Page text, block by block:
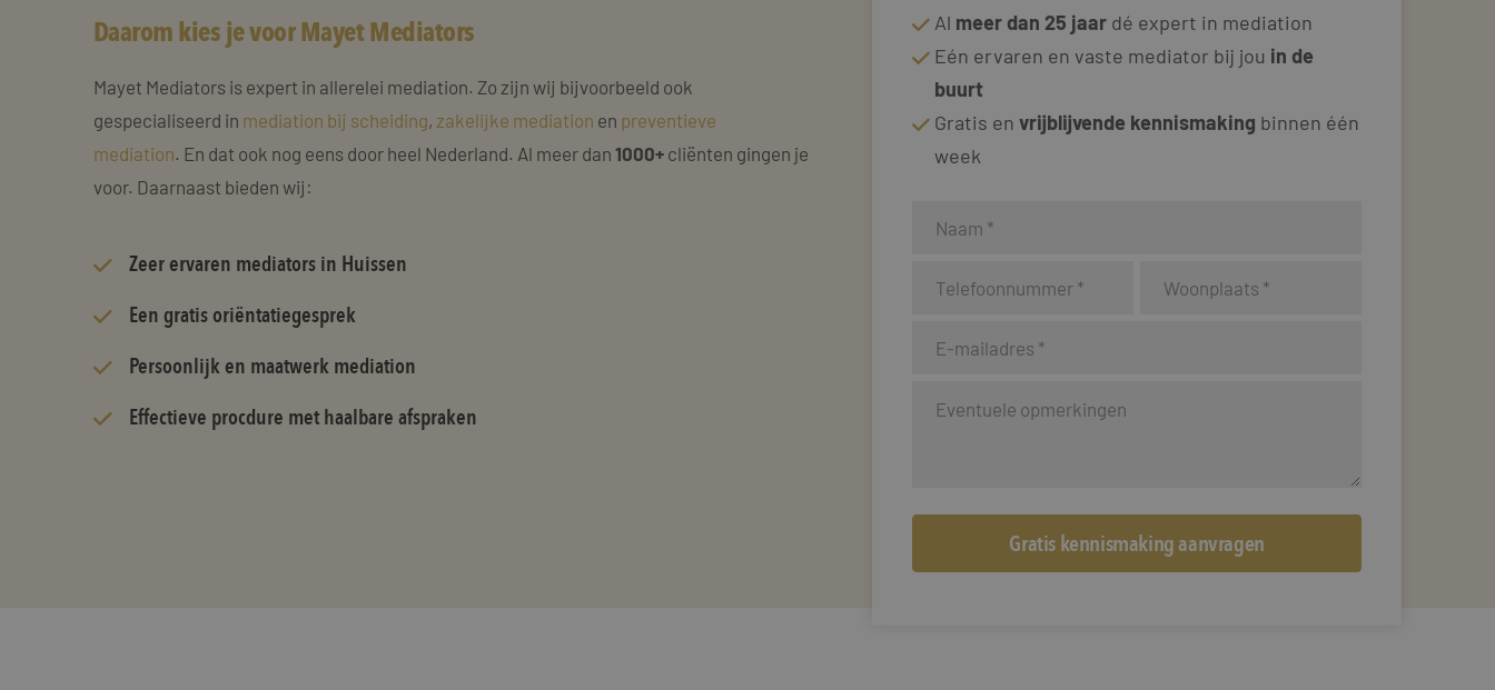
Daarom kies je voor Mayet Mediators
Mayet Mediators is expert in allerelei mediation. Zo zijn wij bijvoorbeeld ook
gespecialiseerd in mediation bij scheiding, zakelijke mediation en preventieve
mediation. En dat ook nog eens door heel Nederland. Al meer dan 1000+cliënten gingen je
voor. Daarnaast bieden wij:
Zeerervaren mediatorsin Huissen
Een gratis oriëntatiegesprek
Persoonlijk en maatwerk mediation
Effectieve procdure met haalbare afspraken
Al meer dan 25 jaar dé expert in mediation
Eén ervaren en vaste mediator bij jou in de
buurt
Gratis envrijblijvende kennismaking binnen één
week